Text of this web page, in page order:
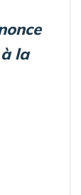
la